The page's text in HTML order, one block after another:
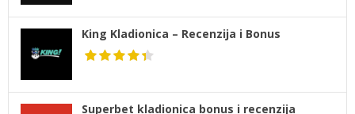
King Kladionica – Recenzija i Bonus
Superbet kladionica bonus i recenzija